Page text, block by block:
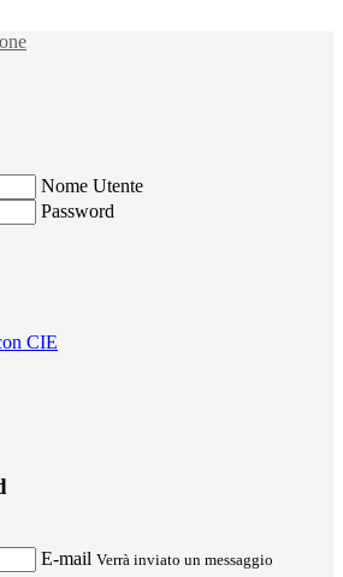
Nome Utente
Password
CIE
E-mail Verrà inviato un messaggio